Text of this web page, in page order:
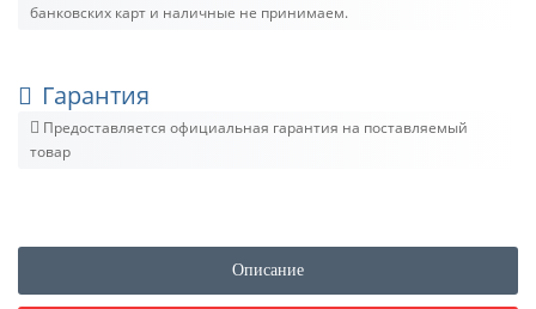
банковских карт и наличные не принимаем.
Гарантия
Предоставляется официальная гарантия на поставляемый
товар
Описание